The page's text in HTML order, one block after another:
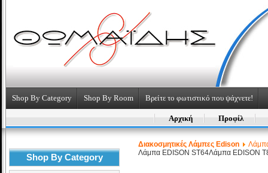
Shop By Category Shop By Room Βρείτε το φωτιστικό που ψάχνετε!
Αρχική Προφίλ
Shop By Category
Διακοσμητικές Λάμπες Edison
Λάμπα EDISON ST64Λάμπα EDISON